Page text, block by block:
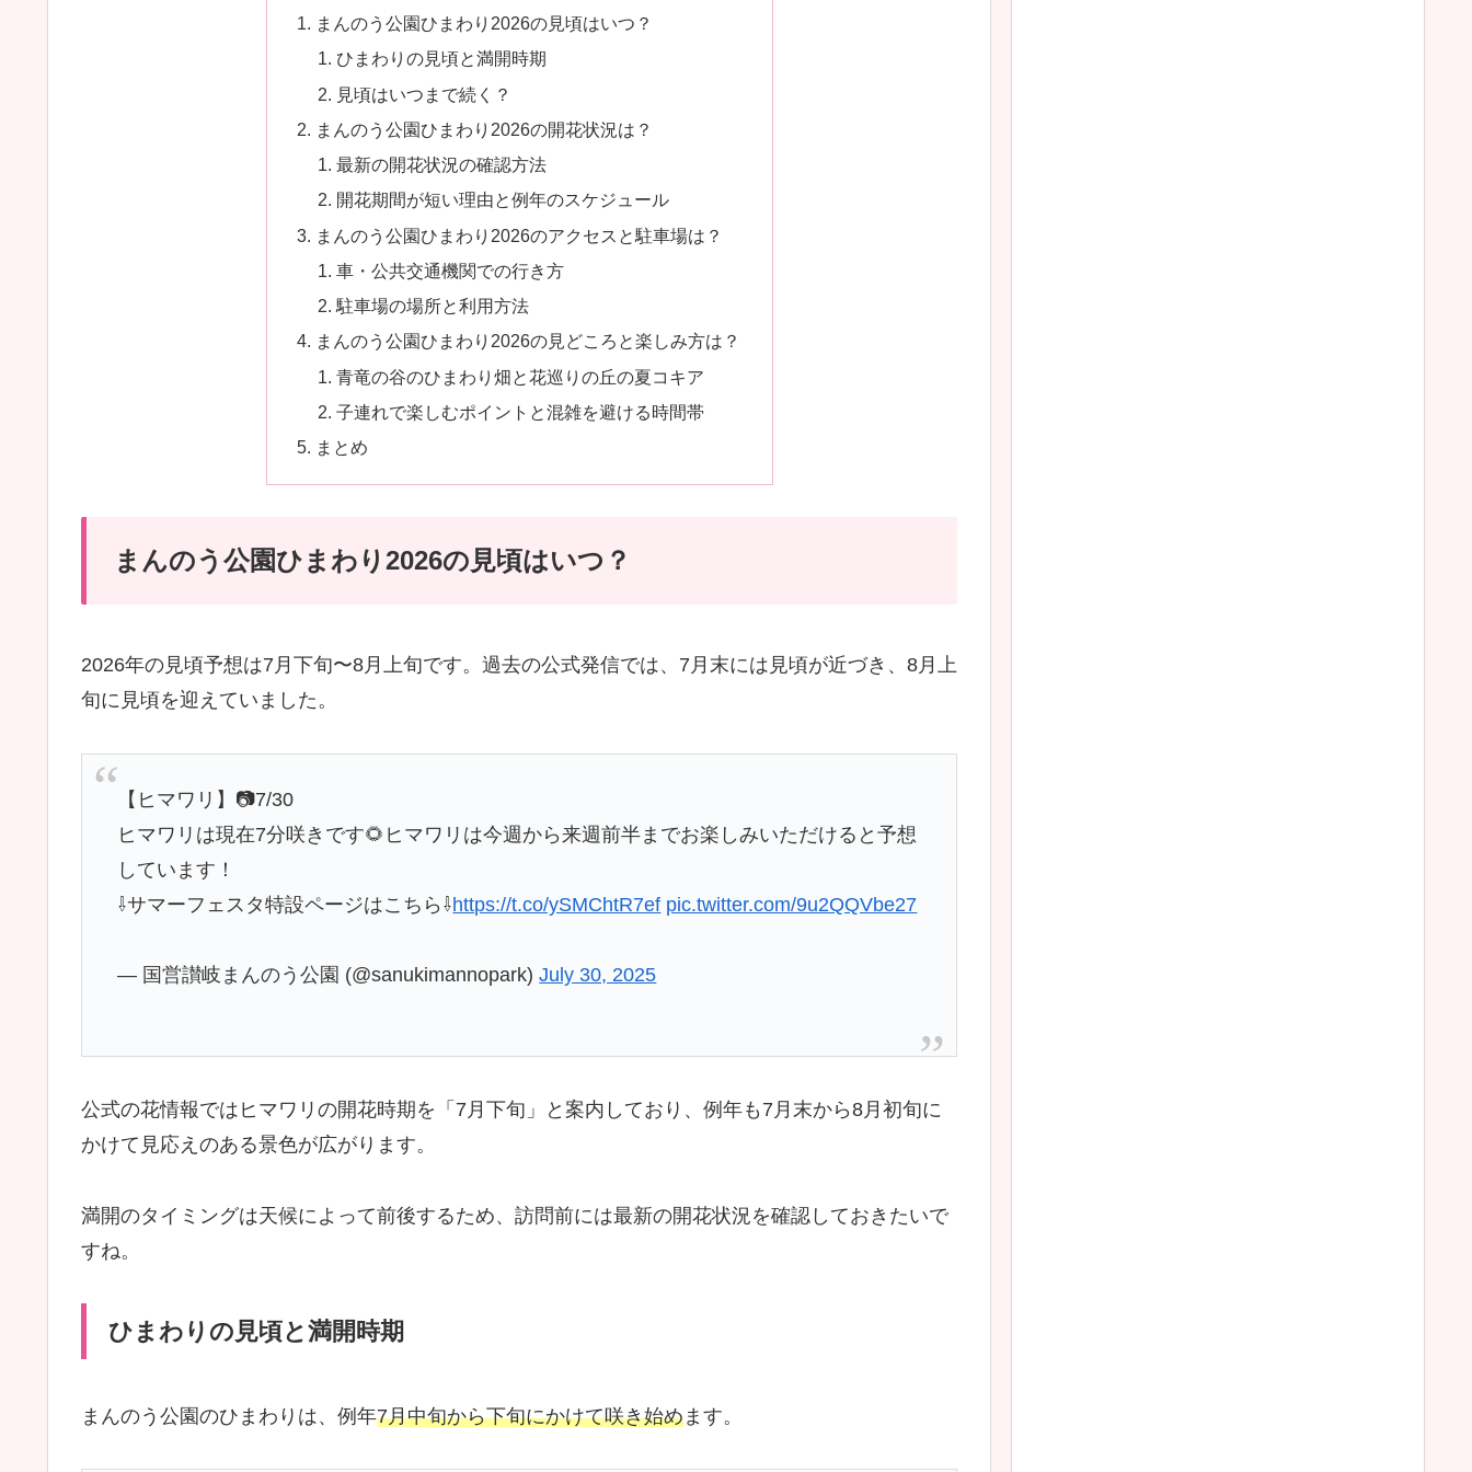
まんのう公園ひまわり2026の見頃はいつ？
ひまわりの見頃と満開時期
見頃はいつまで続く？
まんのう公園ひまわり2026の開花状況は？
最新の開花状況の確認方法
開花期間が短い理由と例年のスケジュール
まんのう公園ひまわり2026のアクセスと駐車場は？
車・公共交通機関での行き方
駐車場の場所と利用方法
まんのう公園ひまわり2026の見どころと楽しみ方は？
青竜の谷のひまわり畑と花巡りの丘の夏コキア
子連れで楽しむポイントと混雑を避ける時間帯
まとめ
まんのう公園ひまわり2026の見頃はいつ？
2026年の見頃予想は7月下旬〜8月上旬です。過去の公式発信では、7月末には見頃が近づき、8月上
旬に見頃を迎えていました。
【ヒマワリ】📷7/30
ヒマワリは現在7分咲きです🌻ヒマワリは今週から来週前半までお楽しみいただけると予想
しています！
⇩サマーフェスタ特設ページはこちら⇩https://t.co/ySMChtR7ef pic.twitter.com/9u2QQVbe27
— 国営讃岐まんのう公園 (@sanukimannopark)July 30, 2025
公式の花情報ではヒマワリの開花時期を「7月下旬」と案内しており、例年も7月末から8月初旬に
かけて見応えのある景色が広がります。
満開のタイミングは天候によって前後するため、訪問前には最新の開花状況を確認しておきたいで
すね。
ひまわりの見頃と満開時期
まんのう公園のひまわりは、例年7月中旬から下旬にかけて咲き始め ます。